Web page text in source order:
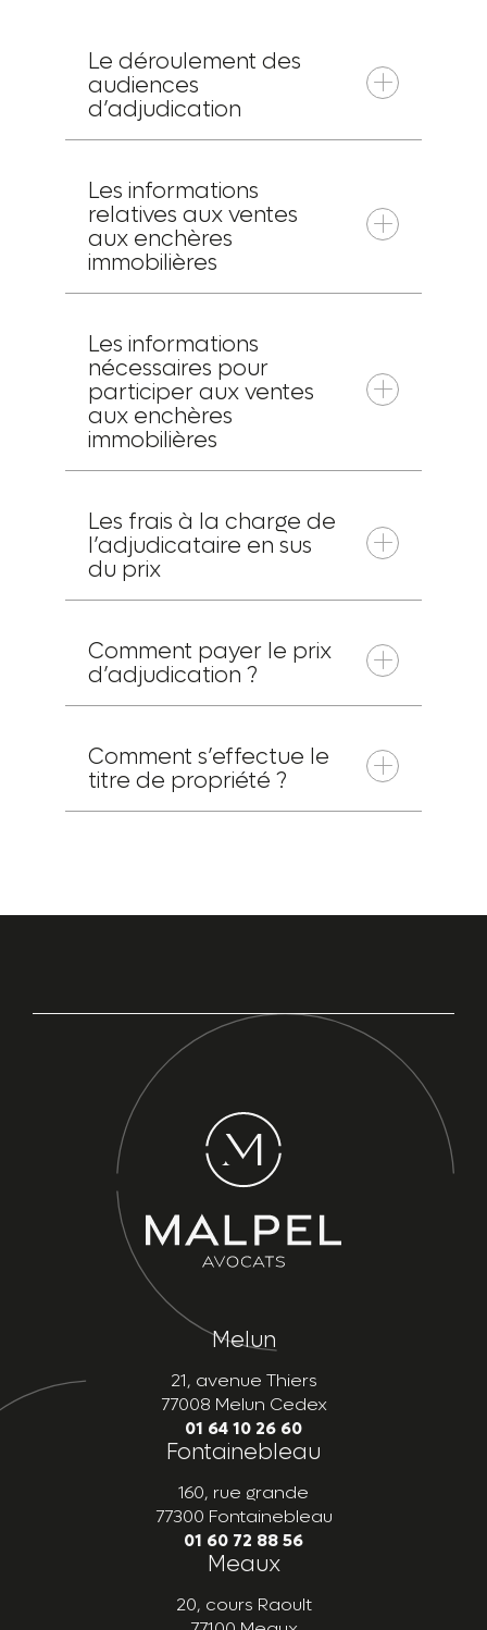
Le déroulement des
audiences
d’adjudication
Les informations
relatives aux ventes
aux enchères
immobilières
Les informations
nécessaires pour
participer aux ventes
aux enchères
immobilières
Les frais à la charge de
l’adjudicataire en sus
du prix
Comment payer le prix
d’adjudication ?
Comment s’effectue le
titre de propriété ?
Melun
21, avenue Thiers
77008 Melun Cedex
01 64 10 26 60
Fontainebleau
160, rue grande
77300 Fontainebleau
01 60 72 88 56
Meaux
20, cours Raoult